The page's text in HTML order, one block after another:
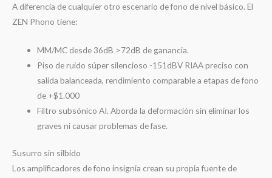
A diferencia de cualquier otro escenario de fono de nivel básico. El
ZEN Phono tiene:
MM/MC desde 36dB >72dB de ganancia.
Piso de ruido súper silencioso -151dBV RIAA preciso con
salida balanceada, rendimiento comparable a etapas de fono
de +$1.000
Filtro subsónico AI. Aborda la deformación sin eliminar los
graves ni causar problemas de fase.
Susurro sin silbido
Los amplificadores de fono insignia crean su propia fuente de